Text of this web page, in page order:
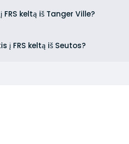
keltą iš Tanger Ville?
į FRS keltą iš Seutos?